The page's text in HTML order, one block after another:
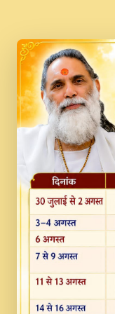
JINU
Pawan ji 20-
PRABHU
Kina
Vaishno
Lakhwinder
MERE
NEW
FULL
Na To
Divine
Radha
Song By